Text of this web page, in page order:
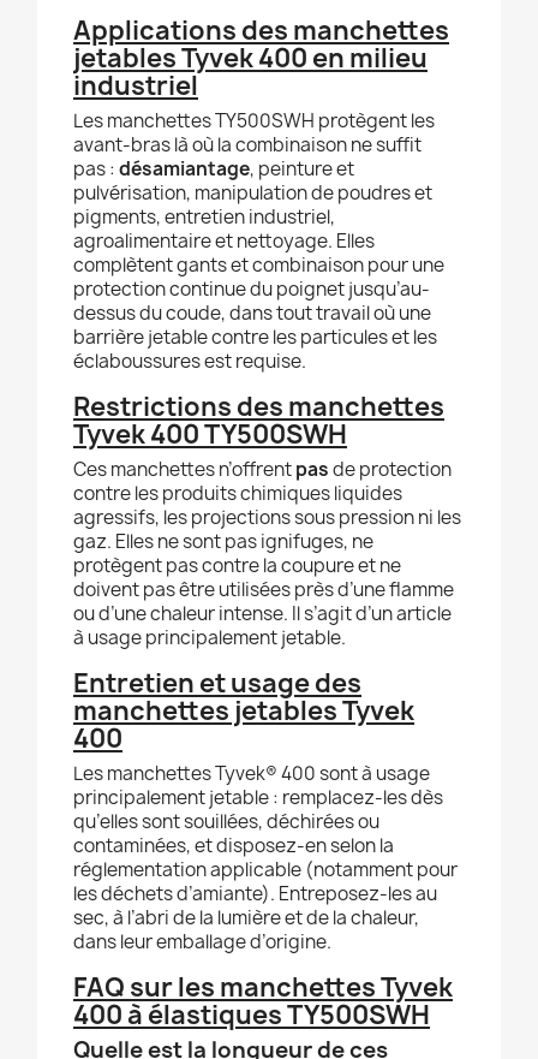
Applications des manchettes
jetables Tyvek 400 en milieu
industriel
Les manchettes TY500SWH protègent les
avant-bras là où la combinaison ne suffit
pas : désamiantage, peinture et
pulvérisation, manipulation de poudres et
pigments, entretien industriel,
agroalimentaire et nettoyage. Elles
complètent gants et combinaison pour une
protection continue du poignet jusqu’au-
dessus du coude, dans tout travail où une
barrière jetable contre les particules et les
éclaboussures est requise.
Restrictions des manchettes
Tyvek 400 TY500SWH
Ces manchettes n’offrentpasde protection
contre les produits chimiques liquides
agressifs, les projections sous pression ni les
gaz. Elles ne sont pas ignifuges, ne
protègent pas contre la coupure et ne
doivent pas être utilisées près d’une flamme
ou d’une chaleur intense. Il s’agit d’un article
à usage principalement jetable.
Entretien et usage des
manchettes jetables Tyvek
400
Les manchettes Tyvek® 400 sont à usage
principalement jetable : remplacez-les dès
qu’elles sont souillées, déchirées ou
contaminées, et disposez-en selon la
réglementation applicable (notamment pour
les déchets d’amiante). Entreposez-les au
sec, à l’abri de la lumière et de la chaleur,
dans leur emballage d’origine.
FAQ sur les manchettes Tyvek
400 à élastiques TY500SWH
Quelle est la longueur de ces